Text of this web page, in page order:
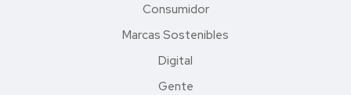
Consumidor
Marcas Sostenibles
Digital
Gente